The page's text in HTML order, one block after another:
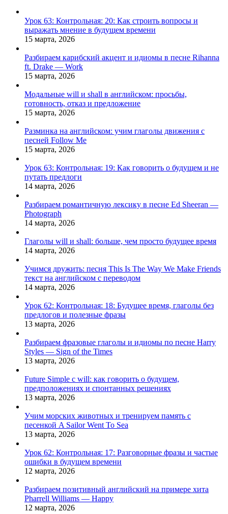
Урок 63: Контрольная: 20: Как строить вопросы и
выражать мнение в будущем времени
15 марта, 2026
Разбираем карибский акцент и идиомы в песне Rihanna
ft. Drake — Work
15 марта, 2026
Модальные will и shall в английском: просьбы,
готовность, отказ и предложение
15 марта, 2026
Разминка на английском: учим глаголы движения с
песней Follow Me
15 марта, 2026
Урок 63: Контрольная: 19: Как говорить о будущем и не
путать предлоги
14 марта, 2026
Разбираем романтичную лексику в песне Ed Sheeran —
Photograph
14 марта, 2026
Глаголы will и shall: больше, чем просто будущее время
14 марта, 2026
Учимся дружить: песня This Is The Way We Make Friends
текст на английском с переводом
14 марта, 2026
Урок 62: Контрольная: 18: Будущее время, глаголы без
предлогов и полезные фразы
13 марта, 2026
Разбираем фразовые глаголы и идиомы по песне Harry
Styles — Sign of the Times
13 марта, 2026
Future Simple с will: как говорить о будущем,
предположениях и спонтанных решениях
13 марта, 2026
Учим морских животных и тренируем память с
песенкой A Sailor Went To Sea
13 марта, 2026
Урок 62: Контрольная: 17: Разговорные фразы и частые
ошибки в будущем времени
12 марта, 2026
Разбираем позитивный английский на примере хита
Pharrell Williams — Happy
12 марта, 2026